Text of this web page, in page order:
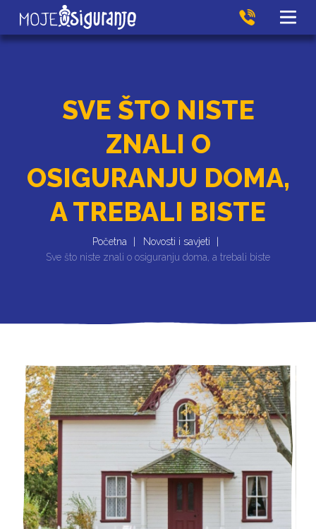
SVE ŠTO NISTE
ZNALI O
OSIGURANJU DOMA,
A TREBALI BISTE
Početna
Novosti i savjeti
Sve što niste znali o osiguranju doma, a trebali biste